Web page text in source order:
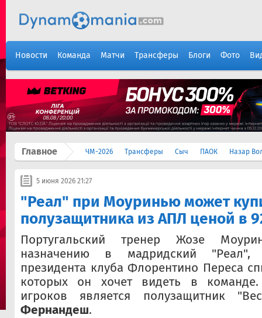
Новости Команда Матчи Трансферы Блоги Фото
Главное ЧМ-2026 Трансферы Сыч ПАОК Назар
5 июня 2026 21:27
"Реал" при Моуринью может
полузащитника из АПЛ ценой в
Португальский тренер Жозе
назначению в мадридский "Реал",
президента клуба Флорентино Переса
которых он хочет видеть в
игроков является полузащитник
Фернандеш.